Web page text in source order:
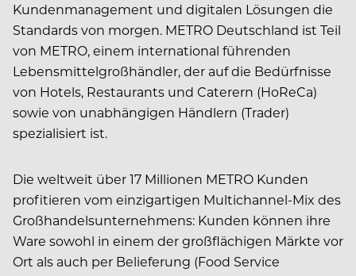
Kundenmanagement und digitalen Lösungen die
Standards von morgen. METRO Deutschland ist Teil
von METRO, einem international führenden
Lebensmittelgroßhändler, der auf die Bedürfnisse
von Hotels, Restaurants und Caterern (HoReCa)
sowie von unabhängigen Händlern (Trader)
spezialisiert ist.
Die weltweit über 17 Millionen METRO Kunden
profitieren vom einzigartigen Multichannel-Mix des
Großhandelsunternehmens: Kunden können ihre
Ware sowohl in einem der großflächigen Märkte vor
Ort als auch per Belieferung (Food Service